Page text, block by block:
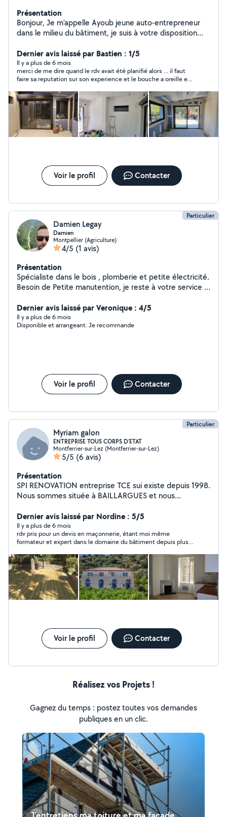
Présentation
Bonjour, Je m'appelle Ayoub jeune auto-entrepreneur
dans le milieu du bâtiment, je suis à votre disposition
domaines placo, peinture, enduit, électricité ect.
Dernier avis laissé par Bastien : 1/5
Il y a plus de 6 mois
merci de me dire quand le rdv avait été planifié alors ... il faut
faire sa reputation sur son experience et le bouche a oreille et
Voir le profil Contacter
Particulier
Damien Legay
Damien
Montpellier (Agriculture)
4/5 (1 avis)
Présentation
Spécialiste dans le bois , plomberie et petite électricité.
Besoin de Petite manutention, je reste à votre service .
chercher les matériaux
Dernier avis laissé par Veronique : 4/5
Il y a plus de 6 mois
Disponible et arrangeant. Je recommande
Voir le profil Contacter
Particulier
Myriam galon
ENTREPRISE TOUS CORPS D'ETAT
Montferrier-sur-Lez (Montferrier-sur-Lez)
5/5 (6 avis)
Présentation
SPI RENOVATION entreprise TCE sui existe depuis 1998.
Nous sommes située à BAILLARGUES et nous
principalement de la rénovation, extension et
construction. Notre entreprise est l'assurance à nos
clients d'avoir une prestation clé-en-main et un
interlocuteur unique maîtrisant et coordonnant
l'intégralité du projet. Notre rôle est aussi de vous
conseiller précisément en prenant connaissance des
lieux et surfaces pour préparer vos projets ou projets
futurs. Nous mettons tout en œuvre pour satisfaire
notre clientèle, nous utilisons tout notre savoir-faire et
d'expérience ainsi que nos conseils avisés afin de vous
proposer un travail de qualité et correspondant à vos
attentes. Dans le respect des délais et mettons un
Dernier avis laissé par Nordine : 5/5
Il y a plus de 6 mois
rdv pris pour un devis en maçonnerie, étant moi même
formateur et expert dans le domaine du bâtiment depuis plus
les règles techniques de la construction
Voir le profil Contacter
Réalisez vos Projets !
Gagnez du temps : postez toutes vos demandes
publiques en un clic.